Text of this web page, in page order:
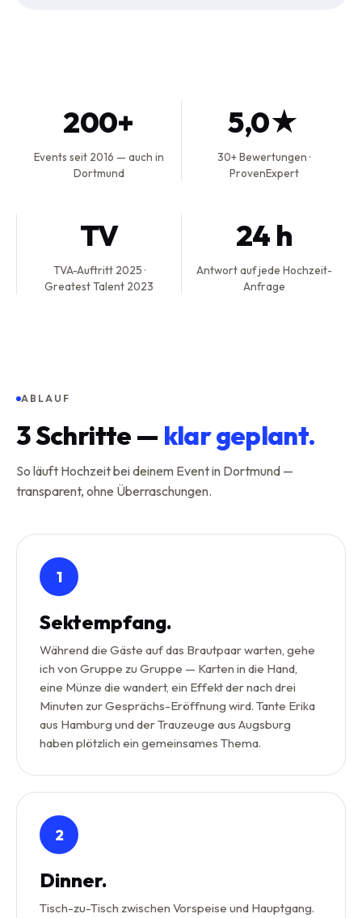
200+
Events seit 2016 — auch in
Dortmund
5,0★
30+ Bewertungen ·
ProvenExpert
TV
TVA-Auftritt 2025 ·
Greatest Talent 2023
24 h
Antwort auf jede Hochzeit-
Anfrage
ABLAUF
3Schritte — klar geplant.
So läuft Hochzeit bei deinem Event in Dortmund —
transparent, ohne Überraschungen.
1
Sektempfang.
Während die Gäste auf das Brautpaar warten, gehe
ich von Gruppe zu Gruppe — Karten in die Hand,
eine Münze die wandert, ein Effekt der nach drei
Minuten zur Gesprächs-Eröffnung wird. Tante Erika
aus Hamburg und der Trauzeuge aus Augsburg
haben plötzlich ein gemeinsames Thema.
2
Dinner.
Tisch-zu-Tisch zwischen Vorspeise und Hauptgang.